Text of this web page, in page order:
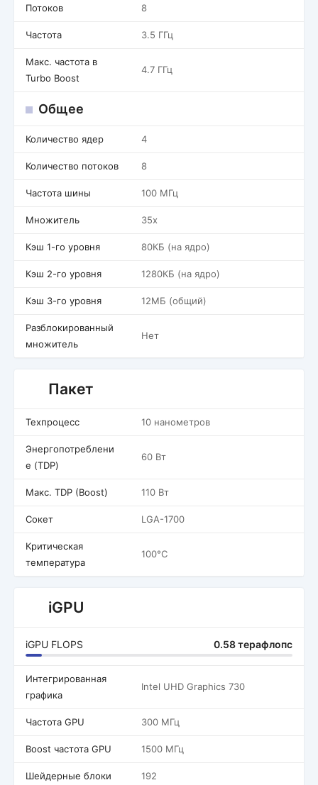
Потоков 8
Частота 3.5 ГГц
Макс. частота в
Turbo Boost
4.7 ГГц
Общее
Количество ядер 4
Количество потоков 8
Частота шины 100 МГц
Множитель 35x
Кэш 1-го уровня 80КБ (на ядро)
Кэш 2-го уровня 1280КБ (на ядро)
Кэш 3-го уровня 12МБ (общий)
Разблокированный
множитель
Нет
Пакет
Техпроцесс 10 нанометров
Энергопотреблени
е (TDP)
60 Вт
Макс. TDP (Boost) 110 Вт
Сокет LGA-1700
Критическая
температура
100°C
iGPU
iGPU FLOPS 0.58 терафлопс
Интегрированная
графика
Intel UHD Graphics 730
Частота GPU 300 МГц
Boost частота GPU 1500 МГц
Шейдерные блоки 192